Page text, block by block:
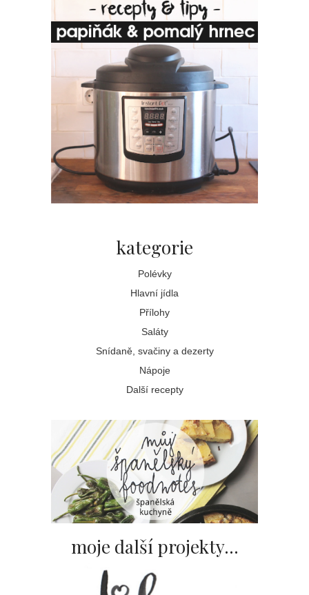
kategorie
Polévky
Hlavní jídla
Přílohy
Saláty
Snídaně, svačiny a dezerty
Nápoje
Další recepty
moje další projekty...